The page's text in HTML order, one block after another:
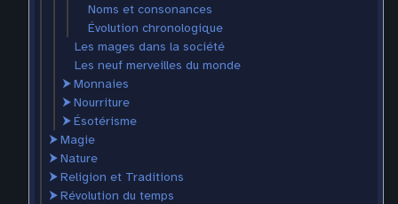
Noms et consonances
Évolution chronologique
Les mages dans la société
Les neuf merveilles du monde
⮞Monnaies
⮞Nourriture
⮞Ésotérisme
⮞Magie
⮞Nature
⮞Religion et Traditions
⮞Révolution du temps